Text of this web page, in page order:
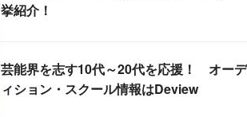
挙紹介！
芸能界を志す10代～20代を応援！ オーデ
ィション・スクール情報はDeview